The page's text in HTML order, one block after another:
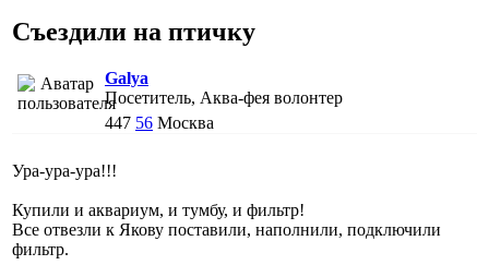
Съездили на птичку
Galya
Посетитель, Аква-фея волонтер
447 56 Москва
Ура-ура-ура!!!
Купили и аквариум, и тумбу, и фильтр!
Все отвезли к Якову поставили, наполнили, подключили
фильтр.